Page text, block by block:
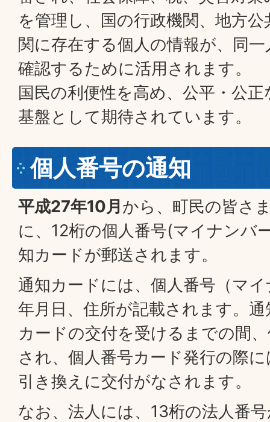
を管理し、国の行政機関、地方
関に存在する個人の情報が、同
確認するために活用されます。
国民の利便性を高め、公平・公
基盤として期待されています。
個人番号の通知
平成27年10月から、町民の皆さ
に、12桁の個人番号(マイナンバ
知カードが郵送されます。
通知カードには、個人番号（マ
年月日、住所が記載されます。
カードの交付を受けるまでの間
され、個人番号カード発行の際
引き換えに交付がなされます。
なお、法人には、13桁の法人番